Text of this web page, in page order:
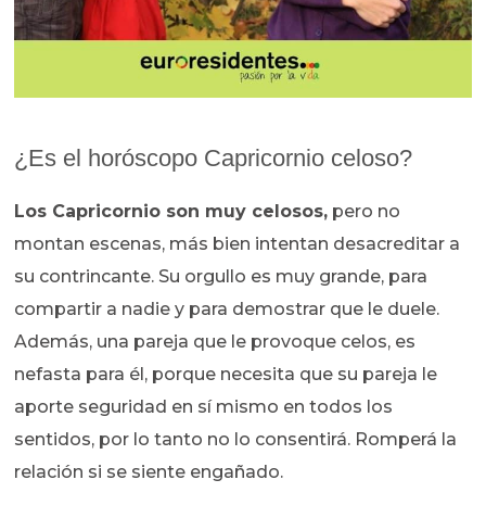
¿Es el horóscopo Capricornio celoso?
Los Capricornio son muy celosos, pero no
montan escenas, más bien intentan desacreditar a
su contrincante. Su orgullo es muy grande, para
compartir a nadie y para demostrar que le duele.
Además, una pareja que le provoque celos, es
nefasta para él, porque necesita que su pareja le
aporte seguridad en sí mismo en todos los
sentidos, por lo tanto no lo consentirá. Romperá la
relación si se siente engañado.